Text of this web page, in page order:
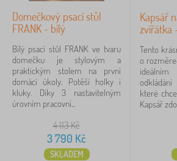
několik komod. Oblíbeným kusem
různé regálové a policové systémy.
Ani se nenadějete a dětský pokoj
studentský. Bez pořádného psacího
židle si takovýpokoj pro studenta
představit. Proto u nás najdete také
nábytek, kterým nepohrdne ani
Ať už sháníte doplněk do dětského
96 Kč
99 999 Kč
Vyhledat v rámci filtru
Dostupnost
Podkategorie
Domečkový psací stůl
FRANK - bílý
Bílý psací stůl FRANK ve tvaru
domečku je stylovým a
praktickým stolem na první
domácí úkoly. Potěší holky i
kluky. Díky 3 nastavitelným
úrovním pracovní...
4 113Kč
3 790 Kč
SKLADEM
Kapsář
zvířátka
Tento
o
které
Kapsář